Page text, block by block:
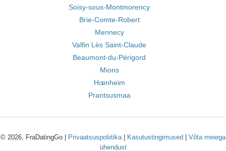
Soisy-sous-Montmorency
Brie-Comte-Robert
Mennecy
Valfin Lès Saint-Claude
Beaumont-du-Périgord
Mions
Hœnheim
Prantsusmaa
© 2026, FraDatingGo | Privaatsuspoliitika| Kasutustingimused
Võta meiega
ühendust